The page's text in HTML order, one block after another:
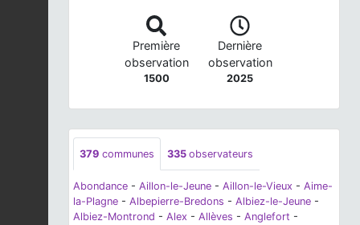
Première
observation
1500
Dernière
observation
2025
379 communes 335 observateurs
Abondance - Aillon-le-Jeune - Aillon-le-Vieux - Aime-
la-Plagne - Albepierre-Bredons - Albiez-le-Jeune -
Albiez-Montrond - Alex - Allèves - Anglefort -